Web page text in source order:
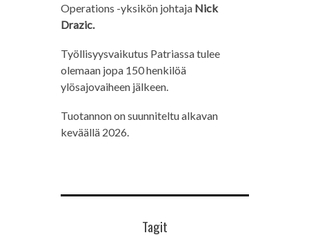
Operations -yksikön johtaja Nick
Drazic.
Työllisyysvaikutus Patriassa tulee
olemaan jopa 150 henkilöä
ylösajovaiheen jälkeen.
Tuotannon on suunniteltu alkavan
keväällä 2026.
Tagit